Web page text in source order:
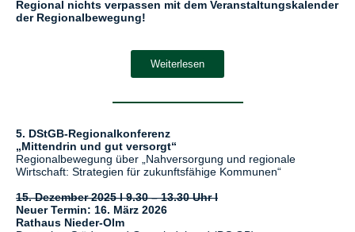
Regional nichts verpassen mit dem Veranstaltungskalender
der Regionalbewegung!
Weiterlesen
5. DStGB-Regionalkonferenz
„Mittendrin und gut versorgt“
Regionalbewegung über „Nahversorgung und regionale
Wirtschaft: Strategien für zukunftsfähige Kommunen“
15. Dezember 2025 l 9.30 – 13.30 Uhr l
Neuer Termin: 16. März 2026
Rathaus Nieder-Olm